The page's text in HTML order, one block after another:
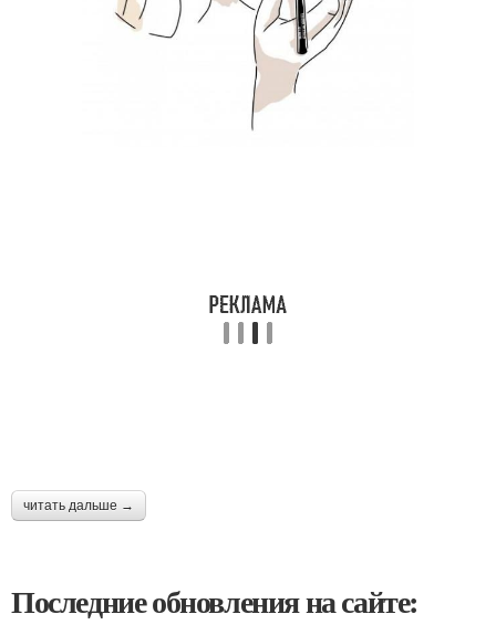
читать дальше →
Последние обновления на сайте: